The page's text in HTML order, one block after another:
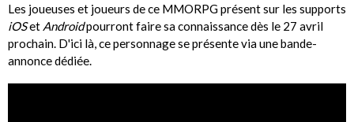
Les joueuses et joueurs de ce MMORPG présent sur les supports
iOSet Androidpourront faire sa connaissance dès le 27 avril
prochain. D'ici là, ce personnage se présente via une bande-
annonce dédiée.